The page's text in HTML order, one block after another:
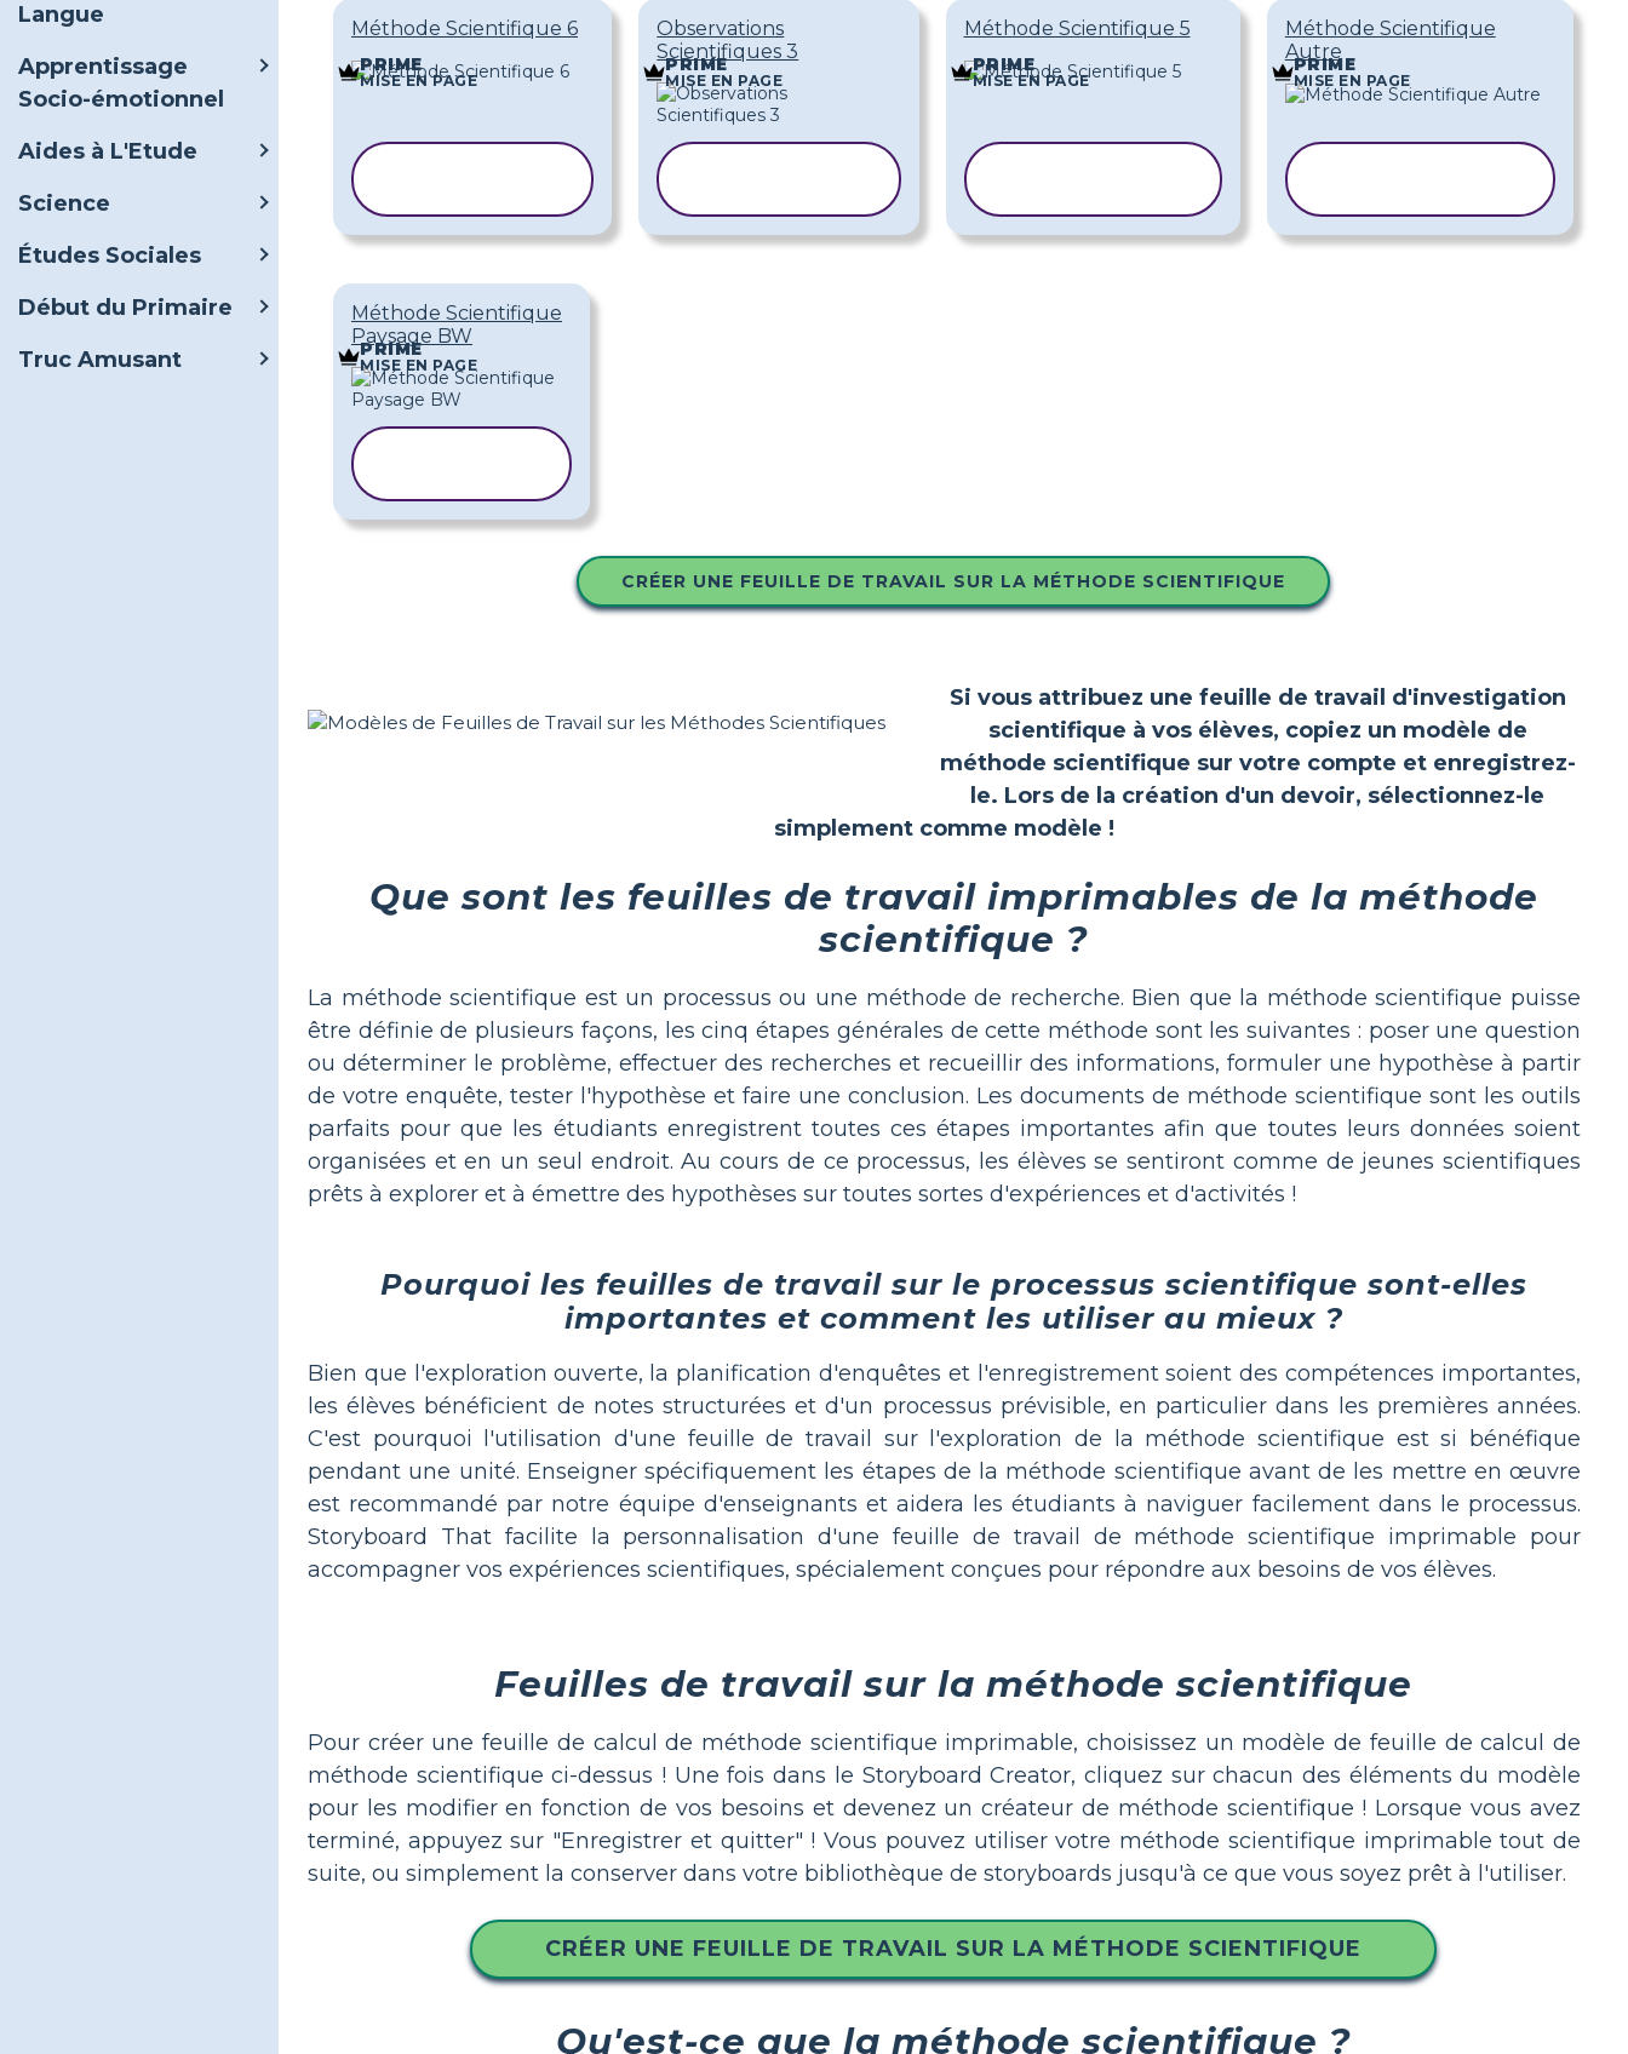
Langue
Apprentissage
Socio-émotionnel
Aides à L'Etude
Science
Études Sociales
Début du Primaire
Truc Amusant
Méthode Scientifique 6
PRIME
MISE EN PAGE
Observations
Scientifiques 3
PRIME
MISE EN PAGE
Méthode Scientifique 5
PRIME
MISE EN PAGE
Méthode Scientifique
Autre
PRIME
MISE EN PAGE
Méthode Scientifique
Paysage BW
PRIME
MISE EN PAGE
CRÉER UNE FEUILLE DE TRAVAIL SUR LA MÉTHODE SCIENTIFIQUE
Si vous attribuez une feuille de travail d'investigation
scientifique à vos élèves, copiez un modèle de
méthode scientifique sur votre compte et enregistrez-
le. Lors de la création d'un devoir, sélectionnez-le
simplement comme modèle !
Que sont les feuilles de travail imprimables de la méthode
scientifique ?
La méthode scientifique est un processus ou une méthode de recherche. Bien que la méthode scientifique puisse
être définie de plusieurs façons, les cinq étapes générales de cette méthode sont les suivantes : poser une question
ou déterminer le problème, effectuer des recherches et recueillir des informations, formuler une hypothèse à partir
de votre enquête, tester l'hypothèse et faire une conclusion. Les documents de méthode scientifique sont les outils
parfaits pour que les étudiants enregistrent toutes ces étapes importantes afin que toutes leurs données soient
organisées et en un seul endroit. Au cours de ce processus, les élèves se sentiront comme de jeunes scientifiques
prêts à explorer et à émettre des hypothèses sur toutes sortes d'expériences et d'activités !
Pourquoi les feuilles de travail sur le processus scientifique sont-elles
importantes et comment les utiliser au mieux ?
Bien que l'exploration ouverte, la planification d'enquêtes et l'enregistrement soient des compétences importantes,
les élèves bénéficient de notes structurées et d'un processus prévisible, en particulier dans les premières années.
C'est pourquoi l'utilisation d'une feuille de travail sur l'exploration de la méthode scientifique est si bénéfique
pendant une unité. Enseigner spécifiquement les étapes de la méthode scientifique avant de les mettre en œuvre
est recommandé par notre équipe d'enseignants et aidera les étudiants à naviguer facilement dans le processus.
Storyboard That facilite la personnalisation d'une feuille de travail de méthode scientifique imprimable pour
accompagner vos expériences scientifiques, spécialement conçues pour répondre aux besoins de vos élèves.
Feuilles de travail sur la méthode scientifique
Pour créer une feuille de calcul de méthode scientifique imprimable, choisissez un modèle de feuille de calcul de
méthode scientifique ci-dessus ! Une fois dans le Storyboard Creator, cliquez sur chacun des éléments du modèle
pour les modifier en fonction de vos besoins et devenez un créateur de méthode scientifique ! Lorsque vous avez
terminé, appuyez sur "Enregistrer et quitter" ! Vous pouvez utiliser votre méthode scientifique imprimable tout de
suite, ou simplement la conserver dans votre bibliothèque de storyboards jusqu'à ce que vous soyez prêt à l'utiliser.
CRÉER UNE FEUILLE DE TRAVAIL SUR LA MÉTHODE SCIENTIFIQUE
Qu'est-ce que la méthode scientifique ?